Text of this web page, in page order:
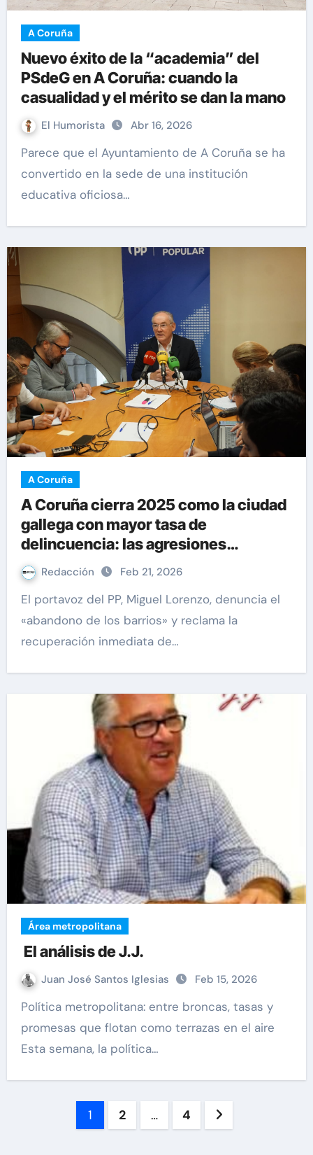
A Coruña
Nuevo éxito de la “academia” del
PSdeG en A Coruña: cuando la
casualidad y el mérito se dan la mano
El Humorista Abr 16, 2026
Parece que el Ayuntamiento de A Coruña se ha
convertido en la sede de una institución
educativa oficiosa…
A Coruña
A Coruña cierra 2025 como la ciudad
gallega con mayor tasa de
delincuencia: las agresiones
sexuales se disparan un 64,5%
Redacción Feb 21, 2026
El portavoz del PP, Miguel Lorenzo, denuncia el
«abandono de los barrios» y reclama la
recuperación inmediata de…
Área metropolitana
El análisis de J.J.
Juan José Santos Iglesias Feb 15, 2026
Política metropolitana: entre broncas, tasas y
promesas que flotan como terrazas en el aire
Esta semana, la política…
Paginación
1 2 … 4